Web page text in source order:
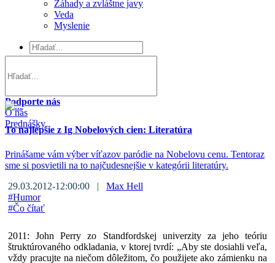
Záhady a zvláštne javy
Veda
Myslenie
Podporte nás
O nás
Prednášky
To najlepšie z Ig Nobelových cien: Literatúra
Prinášame vám výber víťazov paródie na Nobelovu cenu. Tentoraz
sme si posvietili na to najčudesnejšie v kategórii literatúry.
29.03.2012-12:00:00 | Max Hell
#Humor
#Čo čítať
2011: John Perry zo Standfordskej univerzity za jeho teóriu
štruktúrovaného odkladania, v ktorej tvrdí: „Aby ste dosiahli veľa,
vždy pracujte na niečom dôležitom, čo použijete ako zámienku na